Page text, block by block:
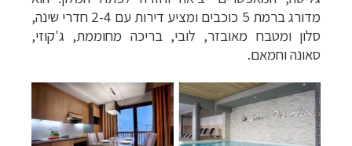
מדורג ברמת 5 כוכבים ומציע דירות עם 2-4 חדרי שינה,
סלון ומטבח מאובזר, לובי, בריכה מחוממת, ג'קוזי,
סאונה וחמאם.